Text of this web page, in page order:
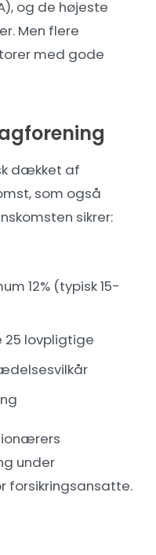
og de højeste
Men flere
med gode
dækket af
som også
sikrer:
12% (typisk 15-
lovpligtige
under
forsikringsansatte.